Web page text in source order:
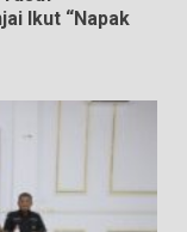
Ikut “Napak